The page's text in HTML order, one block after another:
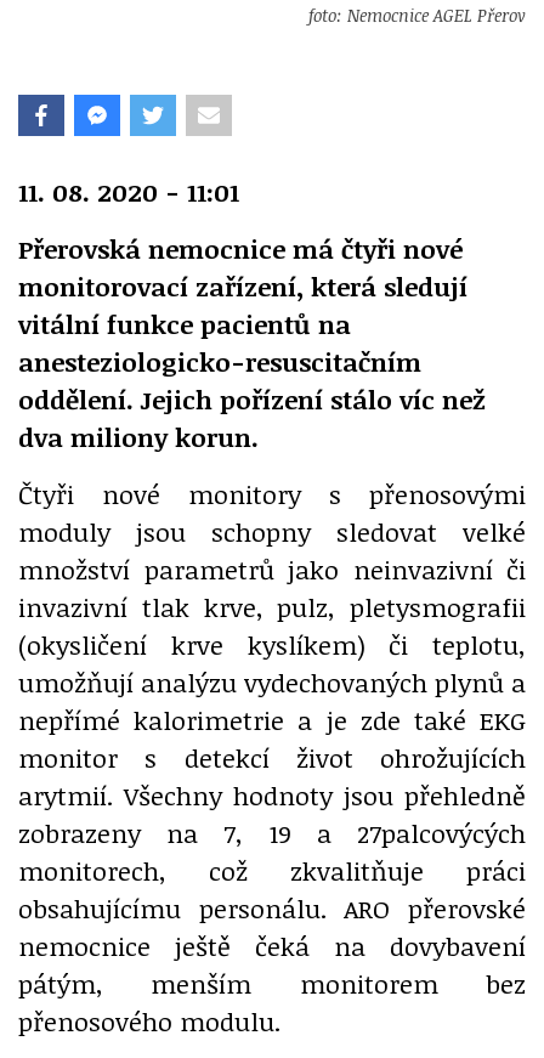
foto: Nemocnice AGEL Přerov
11. 08. 2020 - 11:01
Přerovská nemocnice má čtyři nové
monitorovací zařízení, která sledují
vitální funkce pacientů na
anesteziologicko-resuscitačním
oddělení. Jejich pořízení stálo víc než
dva miliony korun.
Čtyři nové monitory s přenosovými
moduly jsou schopny sledovat velké
množství parametrů jako neinvazivní či
invazivní tlak krve, pulz, pletysmografii
(okysličení krve kyslíkem) či teplotu,
umožňují analýzu vydechovaných plynů a
nepřímé kalorimetrie a je zde také EKG
monitor s detekcí život ohrožujících
arytmií. Všechny hodnoty jsou přehledně
zobrazeny na 7, 19 a 27palcovýcých
monitorech, což zkvalitňuje práci
obsahujícímu personálu. ARO přerovské
nemocnice ještě čeká na dovybavení
pátým, menším monitorem bez
přenosového modulu.